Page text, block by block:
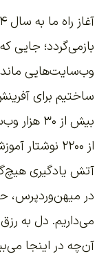
بازمی‌گردد؛ جایی
وب‌سایت‌هایی
ساختیم برای
بیش از
از ۲۲۰۰
نوشتار
آتش یادگیری
در میهن‌وردپرس،
می‌داریم. دل به
آن‌چه در اینجا